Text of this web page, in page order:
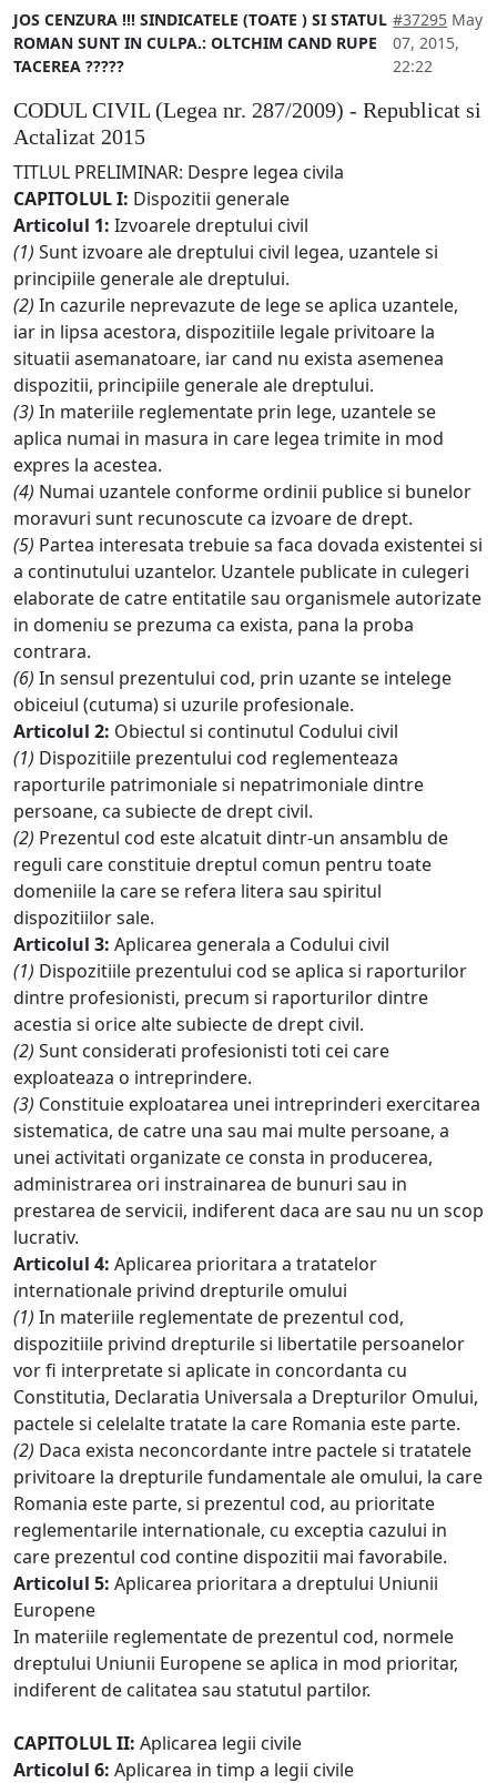
JOS CENZURA !!! SINDICATELE (TOATE ) SI STATUL
ROMAN SUNT IN CULPA.: OLTCHIM CAND RUPE
TACEREA ?????
#37295 May
07, 2015,
22:22
CODUL CIVIL (Legea nr. 287/2009) - Republicat si
Actalizat 2015
TITLUL PRELIMINAR: Despre legea civila
CAPITOLUL I: Dispozitii generale
Articolul 1: Izvoarele dreptului civil
(1) Sunt izvoare ale dreptului civil legea, uzantele si
principiile generale ale dreptului.
(2) In cazurile neprevazute de lege se aplica uzantele,
iar in lipsa acestora, dispozitiile legale privitoare la
situatii asemanatoare, iar cand nu exista asemenea
dispozitii, principiile generale ale dreptului.
(3) In materiile reglementate prin lege, uzantele se
aplica numai in masura in care legea trimite in mod
expres la acestea.
(4) Numai uzantele conforme ordinii publice si bunelor
moravuri sunt recunoscute ca izvoare de drept.
(5) Partea interesata trebuie sa faca dovada existentei si
a continutului uzantelor. Uzantele publicate in culegeri
elaborate de catre entitatile sau organismele autorizate
in domeniu se prezuma ca exista, pana la proba
contrara.
(6) In sensul prezentului cod, prin uzante se intelege
obiceiul (cutuma) si uzurile profesionale.
Articolul 2: Obiectul si continutul Codului civil
(1) Dispozitiile prezentului cod reglementeaza
raporturile patrimoniale si nepatrimoniale dintre
persoane, ca subiecte de drept civil.
(2) Prezentul cod este alcatuit dintr-un ansamblu de
reguli care constituie dreptul comun pentru toate
domeniile la care se refera litera sau spiritul
dispozitiilor sale.
Articolul 3: Aplicarea generala a Codului civil
(1) Dispozitiile prezentului cod se aplica si raporturilor
dintre profesionisti, precum si raporturilor dintre
acestia si orice alte subiecte de drept civil.
(2) Sunt considerati profesionisti toti cei care
exploateaza o intreprindere.
(3) Constituie exploatarea unei intreprinderi exercitarea
sistematica, de catre una sau mai multe persoane, a
unei activitati organizate ce consta in producerea,
administrarea ori instrainarea de bunuri sau in
prestarea de servicii, indiferent daca are sau nu un scop
lucrativ.
Articolul 4: Aplicarea prioritara a tratatelor
internationale privind drepturile omului
(1) In materiile reglementate de prezentul cod,
dispozitiile privind drepturile si libertatile persoanelor
vor fi interpretate si aplicate in concordanta cu
Constitutia, Declaratia Universala a Drepturilor Omului,
pactele si celelalte tratate la care Romania este parte.
(2) Daca exista neconcordante intre pactele si tratatele
privitoare la drepturile fundamentale ale omului, la care
Romania este parte, si prezentul cod, au prioritate
reglementarile internationale, cu exceptia cazului in
care prezentul cod contine dispozitii mai favorabile.
Articolul 5: Aplicarea prioritara a dreptului Uniunii
Europene
In materiile reglementate de prezentul cod, normele
dreptului Uniunii Europene se aplica in mod prioritar,
indiferent de calitatea sau statutul partilor.
CAPITOLUL II: Aplicarea legii civile
Articolul 6: Aplicarea in timp a legii civile